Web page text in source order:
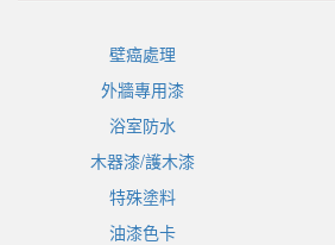
壁癌處理
外牆專用漆
浴室防水
木器漆/護木漆
特殊塗料
油漆色卡